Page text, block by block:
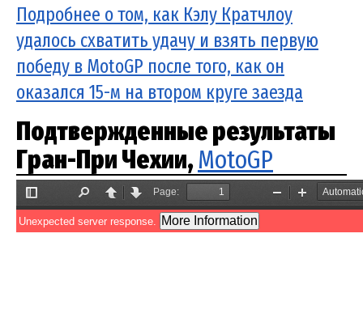
Подробнее о том, как Кэлу Кратчлоу
удалось схватить удачу и взять первую
победу в MotoGP после того, как он
оказался 15-м на втором круге заезда
Подтвержденные результаты
Гран-При Чехии,MotoGP